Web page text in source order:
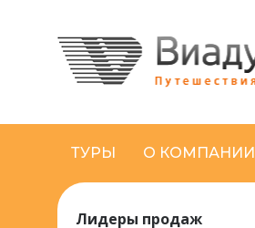
ТУРЫ О КОМПАНИИ
Лидеры продаж